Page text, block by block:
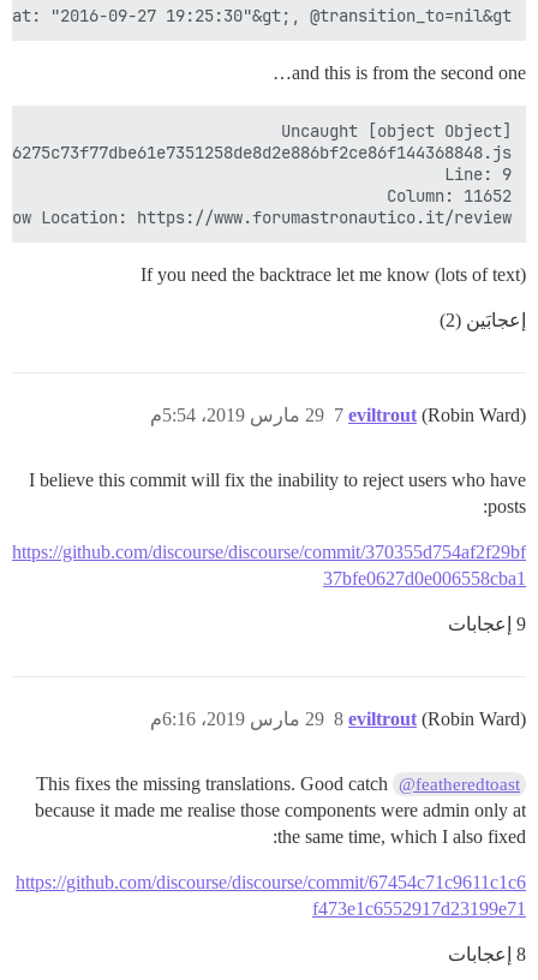
"2016-09-27 19:25:30"&gt;, @transition_to=nil&gt;
and this is from the second one…
Location: https://www.forumastronautico.it/review
If you need the backtrace let me know (lots of text)
إعجابَين (2)
eviltrout (Robin Ward) 29 مارس 2019، 5:54م 7
I believe this commit will fix the inability to reject users who have
posts:
https://github.com/discourse/discourse/commit/370355d754af2f29bf
37bfe0627d0e006558cba1
9 إعجابات
eviltrout (Robin Ward) 29 مارس 2019، 6:16م 8
This fixes the missing translations. Good catch @featheredtoast
because it made me realise those components were admin only at
the same time, which I also fixed:
https://github.com/discourse/discourse/commit/67454c71c9611c1c6
f473e1c6552917d23199e71
8 إعجابات